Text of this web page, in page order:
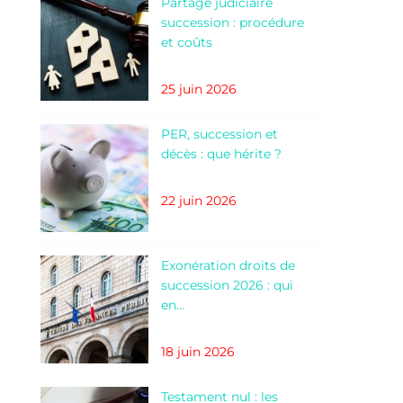
succession : procédure
et coûts
25 juin 2026
PER, succession et
décès : que hérite ?
22 juin 2026
Exonération droits de
succession 2026 : qui
en…
18 juin 2026
Testament nul : les